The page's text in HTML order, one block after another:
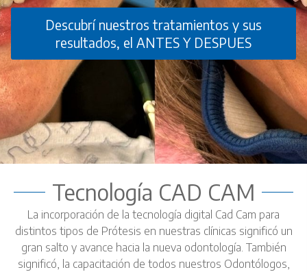
Descubrí nuestros tratamientos y sus
resultados, el ANTES Y DESPUES
Tecnología CAD CAM
La incorporación de la tecnología digital Cad Cam para
distintos tipos de Prótesis en nuestras clínicas significó un
gran salto y avance hacia la nueva odontología. También
significó, la capacitación de todos nuestros Odontólogos,